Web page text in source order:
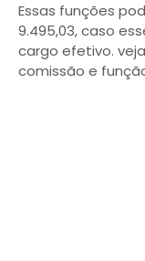
Essas funções
9.495,03, caso
cargo efetivo.
comissão e